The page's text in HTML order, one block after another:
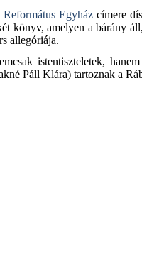
Egyházcímere
könyv, amelyen a bárány
allegóriája.
istentiszteletek,
Páll Klára) tartoznak a